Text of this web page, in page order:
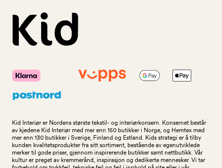
Kid Interiør er Nordens største tekstil- og interiørkonsern. Konsernet består
av kjedene Kid Interiør med mer enn 150 butikker i Norge, og Hemtex med
mer enn 130 butikker i Sverige, Finland og Estland. Kids strategi er å tilby
kunden kvalitetsprodukter fra sitt sortiment, bestående av egenutviklede
merker til gode priser, gjennom inspirerende butikker samt nettbutikk. Vår
kultur er preget av kremmerånd, inspirasjon og dedikerte mennesker. Vi tar